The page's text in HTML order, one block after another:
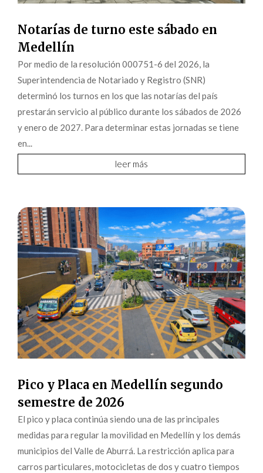
Notarías de turno este sábado en
Medellín
Por medio de la resolución 000751-6 del 2026, la
Superintendencia de Notariado y Registro (SNR)
determinó los turnos en los que las notarías del país
prestarán servicio al público durante los sábados de 2026
y enero de 2027. Para determinar estas jornadas se tiene
en...
leer más
Pico y Placa en Medellín segundo
semestre de 2026
El pico y placa continúa siendo una de las principales
medidas para regular la movilidad en Medellín y los demás
municipios del Valle de Aburrá. La restricción aplica para
carros particulares, motocicletas de dos y cuatro tiempos